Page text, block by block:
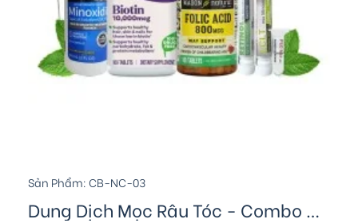
Sản Phẩm:CB-NC-03
Dung Dịch Mọc Râu Tóc - Combo Nâng Cao 3